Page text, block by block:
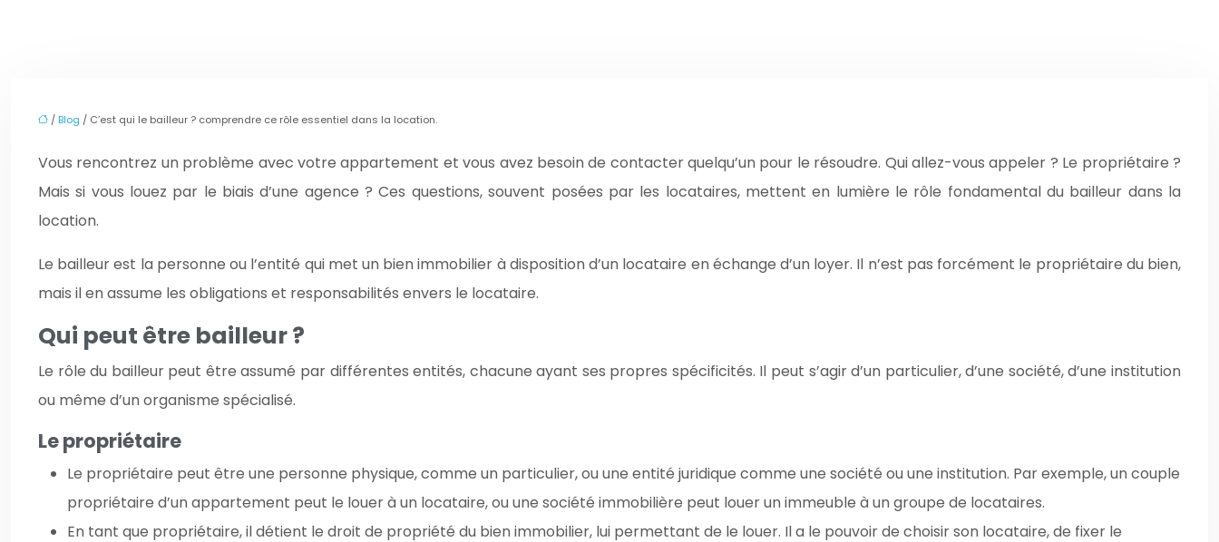
/ Blog / C’est qui le bailleur ? comprendre ce rôle essentiel dans la location.
Vous rencontrez un problème avec votre appartement et vous avez besoin de contacter quelqu’un pour le résoudre. Qui allez-vous appeler ? Le propriétaire ?
Mais si vous louez par le biais d’une agence ? Ces questions, souvent posées par les locataires, mettent en lumière le rôle fondamental du bailleur dans la
location.
Le bailleur est la personne ou l’entité qui met un bien immobilier à disposition d’un locataire en échange d’un loyer. Il n’est pas forcément le propriétaire du bien,
mais il en assume les obligations et responsabilités envers le locataire.
Qui peut être bailleur ?
Le rôle du bailleur peut être assumé par différentes entités, chacune ayant ses propres spécificités. Il peut s’agir d’un particulier, d’une société, d’une institution
ou même d’un organisme spécialisé.
Le propriétaire
Le propriétaire peut être une personne physique, comme un particulier, ou une entité juridique comme une société ou une institution. Par exemple, un couple
propriétaire d’un appartement peut le louer à un locataire, ou une société immobilière peut louer un immeuble à un groupe de locataires.
En tant que propriétaire, il détient le droit de propriété du bien immobilier, lui permettant de le louer. Il a le pouvoir de choisir son locataire, de fixer le